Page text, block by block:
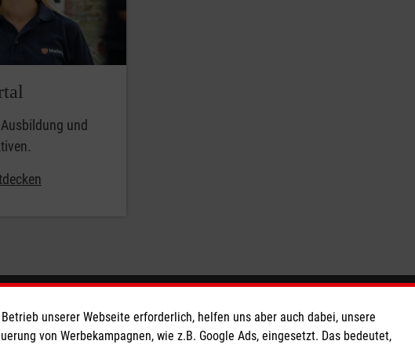
und
So finden Sie uns
unserer Webseite erforderlich, helfen uns aber auch dabei, unsere
von Werbekampagnen, wie z.B. Google Ads, eingesetzt. Das bedeutet,